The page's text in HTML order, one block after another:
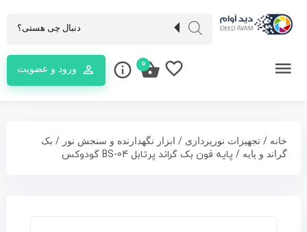
ورود و عضویت 0
خانه / تجهیزات نورپردازی / ابزار نگهدارنده و سنجش نور / بک
گراند و پایه / پایه فون بک گراند پرتابل BS-04 گودوکس